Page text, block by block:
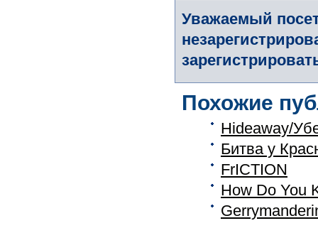
Уважаемый
Похожие
Hideaway/
Битва у
FrICTION
How Do You